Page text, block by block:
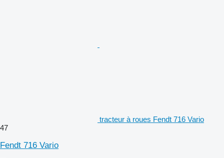
tracteur à roues Fendt 716 Vario
47
Fendt 716 Vario